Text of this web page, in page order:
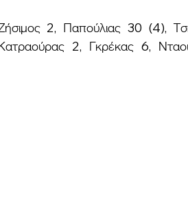
2, Παπούλιας 30 (4),
2, Γκρέκας 6,